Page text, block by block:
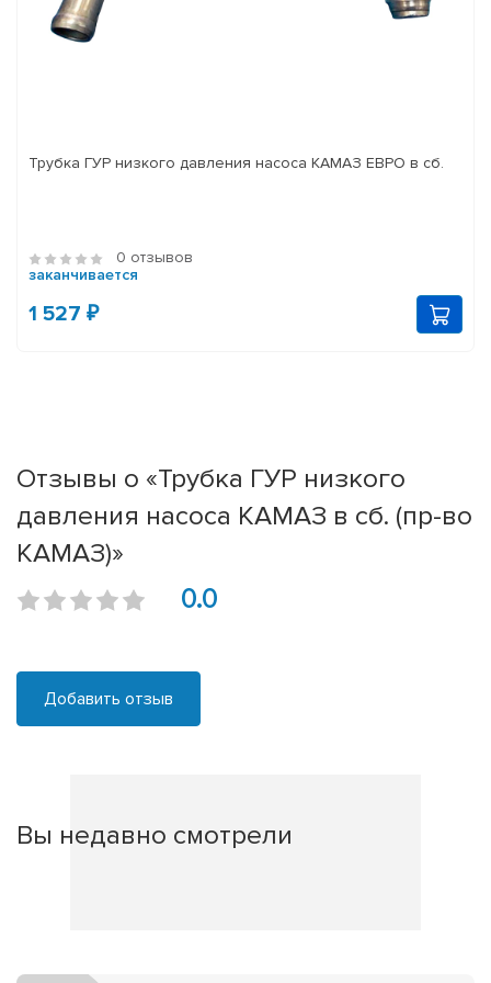
Трубка ГУР низкого давления насоса КАМАЗ ЕВРО в сб.
0 отзывов
заканчивается
1 527 ₽
Отзывы о «Трубка ГУР низкого
давления насоса КАМАЗ в сб. (пр-во
КАМАЗ)»
0.0
Добавить отзыв
Вы недавно смотрели